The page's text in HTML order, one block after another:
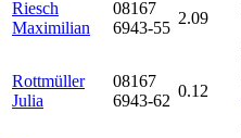
Riesch
Maximilian
08167
6943-55
2.09
Rottmüller
Julia
08167
6943-62
0.12